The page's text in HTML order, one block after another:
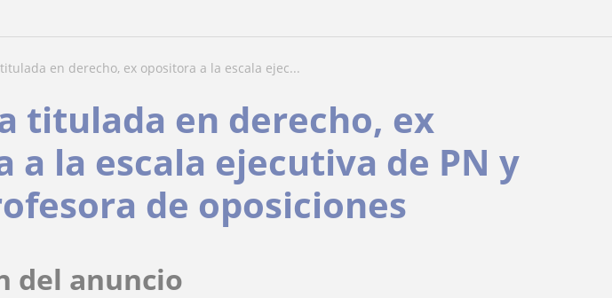
titulada en derecho, ex opositora a la escala ejec...
titulada en derecho, ex
a la escala ejecutiva de PN y
de oposiciones
del anuncio